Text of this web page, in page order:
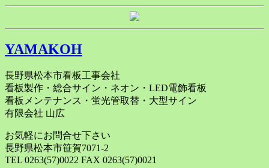
YAMAKOH
長野県松本市看板工事会社
看板製作・総合サイン・ネオン・LED電飾看板
看板メンテナンス・蛍光管取替・大型サイン
有限会社 山広
お気軽にお問合せ下さい
長野県松本市笹賀7071-2
TEL 0263(57)0022 FAX 0263(57)0021